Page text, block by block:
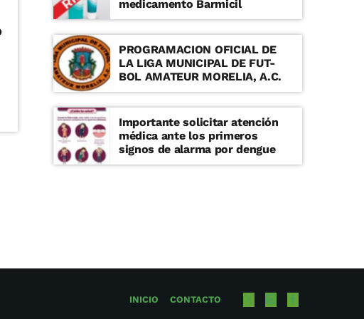
medicamento Barmicil
PROGRAMACION OFICIAL DE
LA LIGA MUNICIPAL DE FUT-
BOL AMATEUR MORELIA, A.C.
Importante solicitar atención
médica ante los primeros
signos de alarma por dengue
INICIO CONTACTO